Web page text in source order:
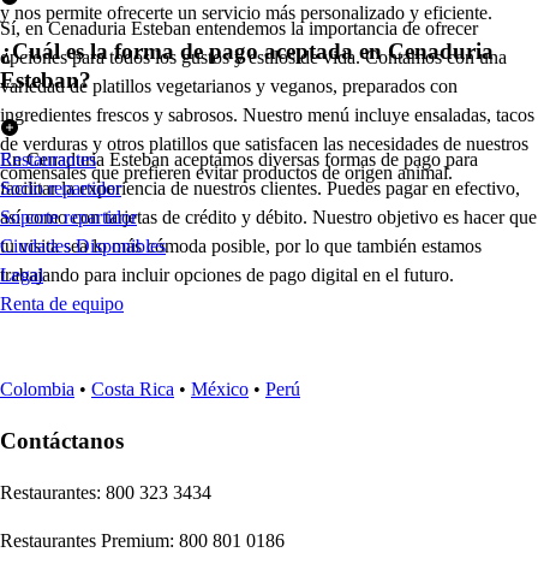
y nos permite ofrecerte un servicio más personalizado y eficiente.
Sí, en Cenaduria Esteban entendemos la importancia de ofrecer
opciones para todos los gustos y estilos de vida. Contamos con una
variedad de platillos vegetarianos y veganos, preparados con
ingredientes frescos y sabrosos. Nuestro menú incluye ensaladas, tacos
de verduras y otros platillos que satisfacen las necesidades de nuestros
comensales que prefieren evitar productos de origen animal.
¿Cuál es la forma de pago aceptada en Cenaduria
Esteban?
En Cenaduria Esteban aceptamos diversas formas de pago para
facilitar la experiencia de nuestros clientes. Puedes pagar en efectivo,
así como con tarjetas de crédito y débito. Nuestro objetivo es hacer que
tu visita sea lo más cómoda posible, por lo que también estamos
trabajando para incluir opciones de pago digital en el futuro.
Restaurantes
Socio repartidor
Soporte repartidor
Ciudades Disponibles
Legal
Renta de equipo
Colombia • Costa Rica • México • Perú
Contáctanos
Restaurantes: 800 323 3434
Restaurantes Premium: 800 801 0186